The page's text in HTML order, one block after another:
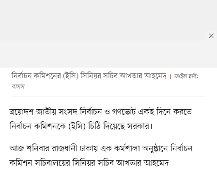
নির্বাচন কমিশনের (ইসি) সিনিয়র সচিব আখতার আহমেদ
ফাইল ছবি:
বাসস
ত্রয়োদশ জাতীয় সংসদ নির্বাচন ও গণভোট একই দিনে করতে
নির্বাচন কমিশনকে (ইসি) চিঠি দিয়েছে সরকার।
আজ শনিবার রাজধানী ঢাকায় এক কর্মশালা অনুষ্ঠানে নির্বাচন
কমিশন সচিবালয়ের সিনিয়র সচিব আখতার আহমেদ